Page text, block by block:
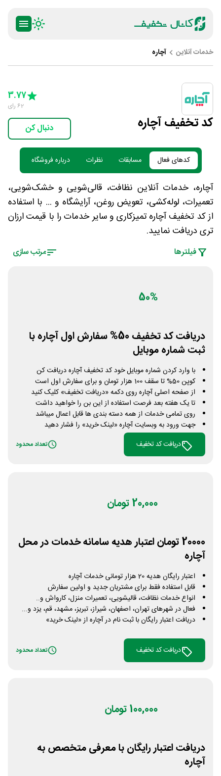
خدمات آنلاین آچاره
کد تخفیف آچاره
3 Stars
4 Stars
5 Stars
3.77
62 رای
دنبال کن
کدهای فعال مسابقات نظرات درباره فروشگاه
آچاره، خدمات آنلاین نظافت، قالی‌شویی و خشک‌شویی،
تعمیرات، لوله‌کشی، تعویض روغن، آرایشگاه و ... با استفاده
از کد تخفیف آچاره تمیزکاری و سایر خدمات را با قیمت ارزان
تری دریافت نمایید.
فیلتر‌ها مرتب سازی
50%
دریافت کد تخفیف 50% سفارش اول آچاره با
ثبت شماره موبایل
با وارد کردن شماره موبایل خود کد تخفیف آچاره دریافت کن
کوپن 50% تا سقف 100 هزار تومان و برای سفارش اول است
از صفحه اصلی آچاره روی دکمه «دریافت تخفیف» کلیک کنید
تا یک هفته بعد فرصت استفاده از این بن را خواهید داشت
روی تمامی خدمات از همه دسته بندی ها قابل اعمال میباشد
جهت ورود به وبسایت آچاره «لینک خرید» را فشار دهید
دریافت کد تخفیف
تعداد محدود
20,000 تومان
20000 تومان اعتبار هدیه سامانه خدمات در محل
آچاره
اعتبار رایگان هدیه 20 هزار تومانی خدمات آچاره
قابل استفاده فقط برای مشتریان جدید و اولین سفارش
انواع خدمات نظافت، قالیشویی، تعمیرات منزل، کارواش و..
فعال در شهرهای تهران، اصفهان، شیراز، تبریز، مشهد، قم، یزد و...
دریافت اعتبار رایگان با ثبت نام در آچاره از «لینک خرید»
دریافت کد تخفیف تعداد محدود
100,000 تومان
دریافت اعتبار رایگان با معرفی متخصص به
آچاره